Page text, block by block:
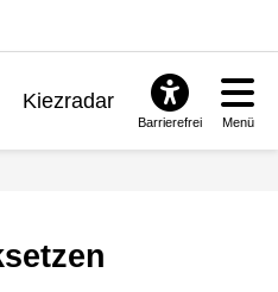
Kiezradar
Barrierefrei Menü